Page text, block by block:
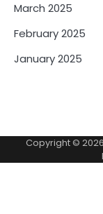
March 2025
February 2025
January 2025
Copyright © 2026